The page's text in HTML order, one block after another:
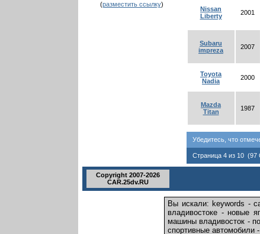
(разместить ссылку)
Nissan
Liberty
2001
Subaru
impreza
2007
Toyota
Nadia
2000
Mazda
Titan
1987
Убедитесь, что
Страница 4 из 10 (97
Copyright 2007-2026
CAR.25dv.RU
Вы искали: keywords -
владивостоке - новые
машины владивосток -
спортивные автомобили